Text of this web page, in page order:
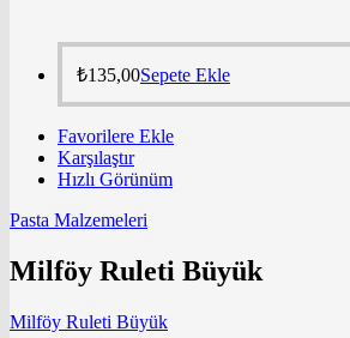
₺135,00Sepete Ekle
Favorilere Ekle
Karşılaştır
Hızlı Görünüm
Pasta Malzemeleri
Milföy Ruleti Büyük
Milföy Ruleti Büyük